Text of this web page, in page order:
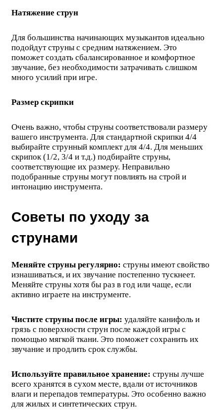
Натяжение струн
Для большинства начинающих музыкантов идеально
подойдут струны с средним натяжением. Это
поможет создать сбалансированное и комфортное
звучание, без необходимости затрачивать слишком
много усилий при игре.
Размер скрипки
Очень важно, чтобы струны соответствовали размеру
вашего инструмента. Для стандартной скрипки 4/4
выбирайте струнный комплект для 4/4. Для меньших
скрипок (1/2, 3/4 и т.д.) подбирайте струны,
соответствующие их размеру. Неправильно
подобранные струны могут повлиять на строй и
интонацию инструмента.
Советы по уходу за
струнами
Меняйте струны регулярно: струны имеют свойство
изнашиваться, и их звучание постепенно тускнеет.
Меняйте струны хотя бы раз в год или чаще, если
активно играете на инструменте.
Чистите струны после игры: удаляйте канифоль и
грязь с поверхности струн после каждой игры с
помощью мягкой ткани. Это поможет сохранить их
звучание и продлить срок службы.
Используйте правильное хранение: струны лучше
всего хранятся в сухом месте, вдали от источников
влаги и перепадов температуры. Это особенно важно
для жилых и синтетических струн.